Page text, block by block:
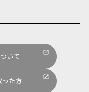
いて
った方